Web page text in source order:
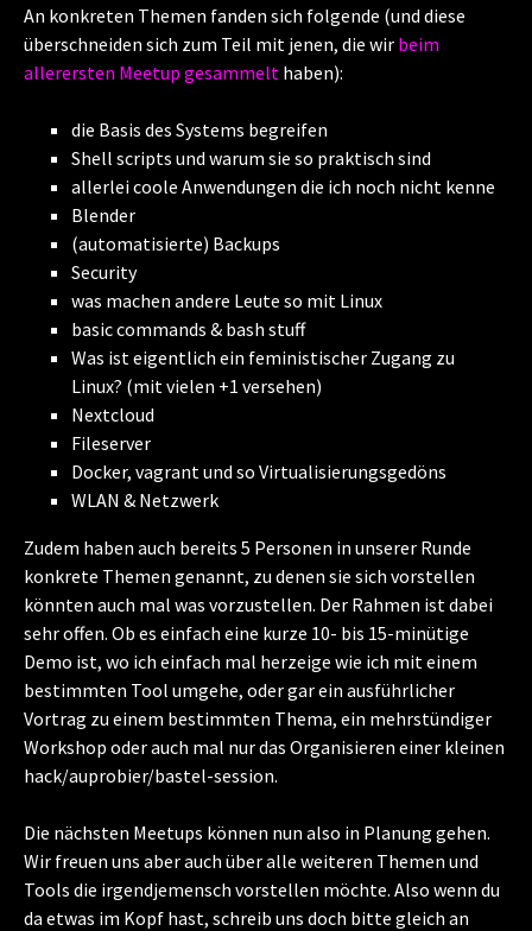
An konkreten Themen fanden sich folgende (und diese
überschneiden sich zum Teil mit jenen, die wir beim
allerersten Meetup gesammelt haben):
die Basis des Systems begreifen
Shell scripts und warum sie so praktisch sind
allerlei coole Anwendungen die ich noch nicht kenne
Blender
(automatisierte) Backups
Security
was machen andere Leute so mit Linux
basic commands & bash stuff
Was ist eigentlich ein feministischer Zugang zu
Linux? (mit vielen +1 versehen)
Nextcloud
Fileserver
Docker, vagrant und so Virtualisierungsgedöns
WLAN & Netzwerk
Zudem haben auch bereits 5 Personen in unserer Runde
konkrete Themen genannt, zu denen sie sich vorstellen
könnten auch mal was vorzustellen. Der Rahmen ist dabei
sehr offen. Ob es einfach eine kurze 10- bis 15-minütige
Demo ist, wo ich einfach mal herzeige wie ich mit einem
bestimmten Tool umgehe, oder gar ein ausführlicher
Vortrag zu einem bestimmten Thema, ein mehrstündiger
Workshop oder auch mal nur das Organisieren einer kleinen
hack/auprobier/bastel-session.
Die nächsten Meetups können nun also in Planung gehen.
Wir freuen uns aber auch über alle weiteren Themen und
Tools die irgendjemensch vorstellen möchte. Also wenn du
da etwas im Kopf hast, schreib uns doch bitte gleich an